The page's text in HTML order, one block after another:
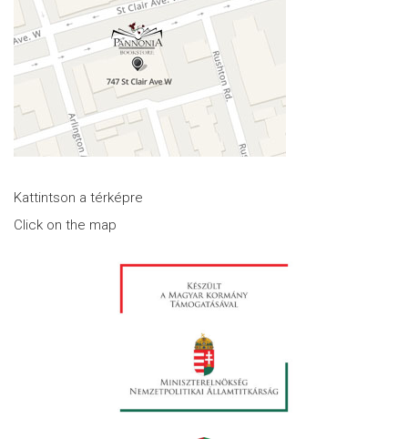
Kattintson a térképre
Click on the map